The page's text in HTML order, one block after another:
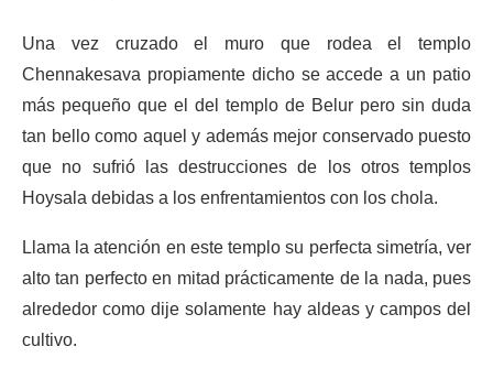
Una vez cruzado el muro que rodea el templo
Chennakesava propiamente dicho se accede a un patio
más pequeño que el del templo de Belur pero sin duda
tan bello como aquel y además mejor conservado puesto
que no sufrió las destrucciones de los otros templos
Hoysala debidas a los enfrentamientos con los chola.
Llama la atención en este templo su perfecta simetría, ver
alto tan perfecto en mitad prácticamente de la nada, pues
alrededor como dije solamente hay aldeas y campos del
cultivo.